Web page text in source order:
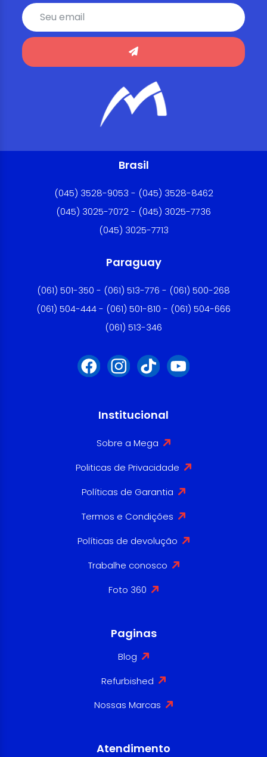
Brasil
(045) 3528-9053 - (045) 3528-8462
(045) 3025-7072 - (045) 3025-7736
(045) 3025-7713
Paraguay
(061) 501-350 - (061) 513-776 - (061) 500-268
(061) 504-444 - (061) 501-810 - (061) 504-666
(061) 513-346
Institucional
Sobre a Mega
Politicas de Privacidade
Políticas de Garantia
Termos e Condições
Políticas de devolução
Trabalhe conosco
Foto 360
Paginas
Blog
Refurbished
Nossas Marcas
Atendimento